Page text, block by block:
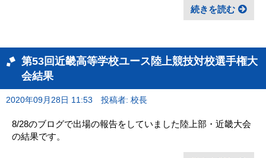
続きを読む
第53回近畿高等学校ユース陸上競技対校選手権大
会結果
2020年09月28日 11:53 投稿者: 校長
8/28のブログで出場の報告をしていました陸上部・近畿大会
の結果です。